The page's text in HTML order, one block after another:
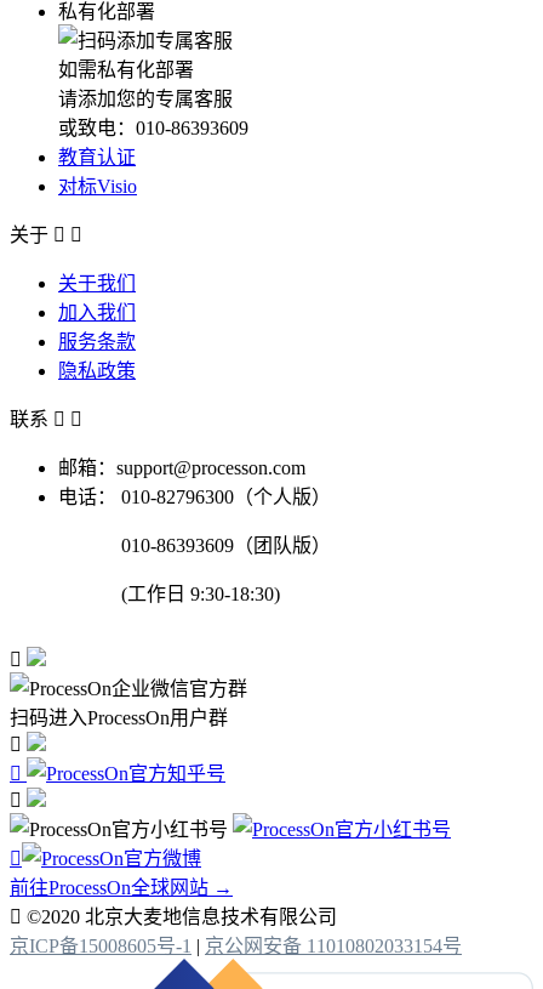
私有化部署
如需私有化部署
请添加您的专属客服
或致电：010-86393609
教育认证
对标Visio
关于  
关于我们
加入我们
服务条款
隐私政策
联系  
邮箱：support@processon.com
电话：
010-82796300（个人版）
010-86393609（团队版）
(工作日 9:30-18:30)

扫码进入ProcessOn用户群




前往ProcessOn全球网站 →
 ©2020 北京大麦地信息技术有限公司
京ICP备15008605号-1 | 京公网安备 11010802033154号